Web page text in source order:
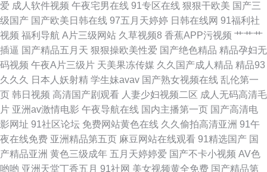
福利导航 无码天美麻豆 99青青草视频 韩日免费A 日本91网站 在线成人网址
韩国午夜无码av
爱 成人软件视频 午夜宅男在线 91专区在线 狠狠干欧美 国产三
级国产 国产欧美日韩在线 97五月天婷婷 日韩在线网 91福利社
视频 福利导航 A片三级网站 久草视频8 香蕉APP污视频 艹艹艹
插逼 国产精品五月天 狠狠操欧美性爱 国产绝色精品 精品孕妇无
码视频 午夜A片三级片 天美果冻传媒 久久国产成人精品 精品93
久久久
日本人妖射精 学生妹avav 国产熟女视频在线 乱伦第一
页 韩日视频 高清国产剧观看 人妻少妇视频二区 成人无码高清毛
片 亚洲av激情电影 午夜导航在线 国内主播第一页 国产高清电
影网址 91社区论坛 免费网站黄色在线 久久偷拍高清亚洲 91午
夜在线免费 亚洲精品第五页 麻豆网站在线观看 91精选国产 国
产精品亚洲 黄色三级成年 五月天婷婷爱 国产不卡小视频 AV色
哟哟 亚洲天堂丁香五月 91社网 美女视频黄全免费 国产精品第